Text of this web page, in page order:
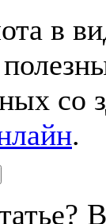
в
со
.